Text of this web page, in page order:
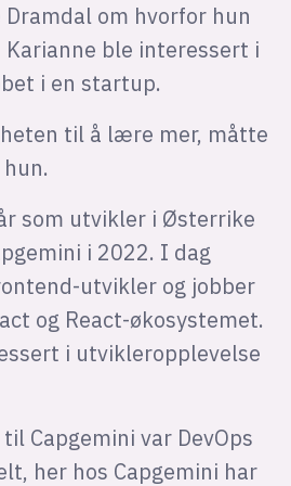
om hvorfor hun
Karianne ble interessert i
i en startup.
til å lære mer, måtte
som utvikler i Østerrike
i 2022. I dag
utvikler og jobber
og React-økosystemet.
i utvikleropplevelse
Capgemini var DevOps
her hos Capgemini har